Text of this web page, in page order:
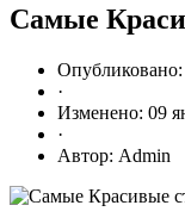
Самые
Опубликовано:
·
Изменено: 09
·
Автор: Admin